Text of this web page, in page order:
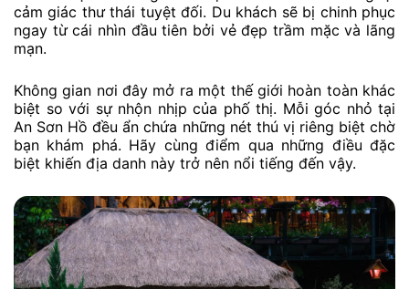
cảm giác thư thái tuyệt đối. Du khách sẽ bị chinh phục
ngay từ cái nhìn đầu tiên bởi vẻ đẹp trầm mặc và lãng
mạn.
Không gian nơi đây mở ra một thế giới hoàn toàn khác
biệt so với sự nhộn nhịp của phố thị. Mỗi góc nhỏ tại
An Sơn Hồ đều ẩn chứa những nét thú vị riêng biệt chờ
bạn khám phá. Hãy cùng điểm qua những điều đặc
biệt khiến địa danh này trở nên nổi tiếng đến vậy.